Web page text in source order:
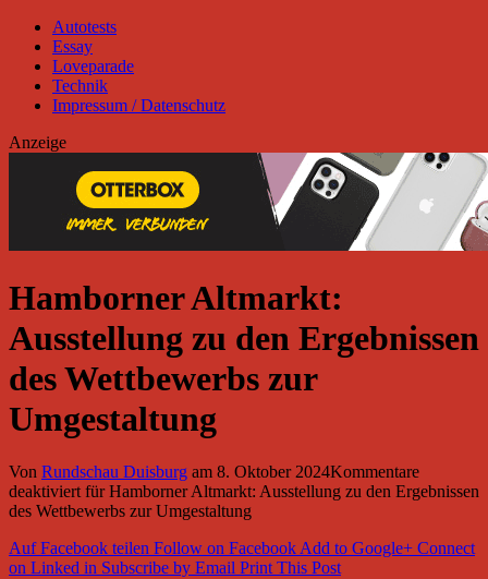
Autotests
Essay
Loveparade
Technik
Impressum / Datenschutz
Anzeige
Hamborner Altmarkt:
Ausstellung zu den Ergebnissen
des Wettbewerbs zur
Umgestaltung
Von Rundschau Duisburg am 8. Oktober 2024Kommentare
deaktiviertfür Hamborner Altmarkt: Ausstellung zu den Ergebnissen
des Wettbewerbs zur Umgestaltung
Auf Facebook teilen Follow on FacebookAdd to Google+ Connect
on Linked in Subscribe by Email Print This Post